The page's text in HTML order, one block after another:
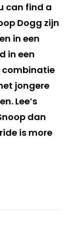
can find a
Dogg zijn
in een
in een
combinatie
jongere
Lee’s
dan
is more